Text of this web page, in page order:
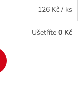
126 Kč / ks
Ušetříte 0 Kč